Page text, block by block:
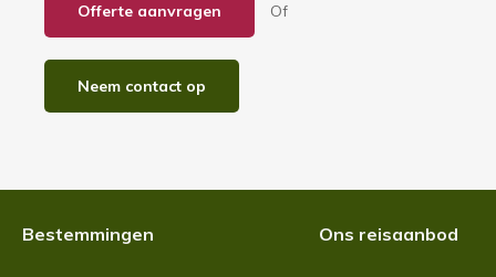
Offerte aanvragen Of
Neem contact op
Bestemmingen Ons reisaanbod